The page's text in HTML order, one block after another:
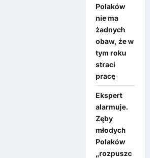
Polaków
nie ma
żadnych
obaw, że w
tym roku
straci
pracę
Ekspert
alarmuje.
Zęby
młodych
Polaków
„rozpuszc